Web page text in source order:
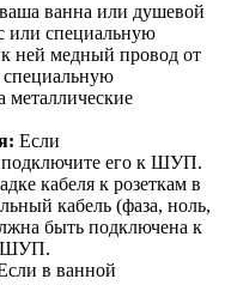
ванна или душевой
или специальную
ней медный провод от
Если
подключите его к ШУП.
кабеля к розеткам в
кабель (фаза, ноль,
быть подключена к
ШУП.
в ванной